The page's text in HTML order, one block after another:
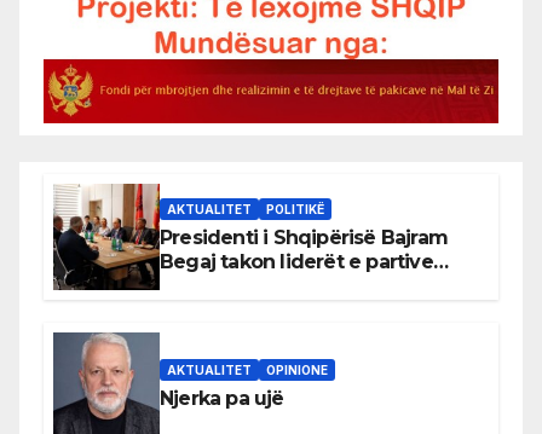
AKTUALITET POLITIKË
Presidenti i Shqipërisë Bajram
Begaj takon liderët e partive
AKTUALITET OPINIONE
Njerka pa ujë